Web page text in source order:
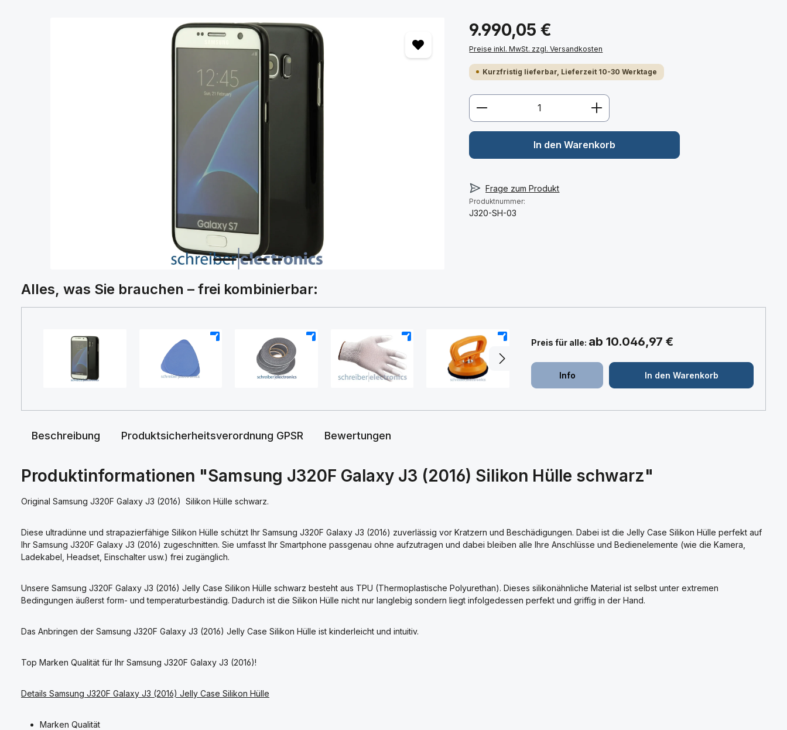
9.990,05 €
Preise inkl. MwSt. zzgl. Versandkosten
Kurzfristig lieferbar, Lieferzeit 10-30 Werktage
Produkt Anzahl: Gib den gewünschten Wert
In den Warenkorb
Frage zum Produkt
Produktnummer:
J320-SH-03
Alles, was Sie brauchen – frei kombinierbar:
Preis für alle: ab 10.046,97 €
Info In den Warenkorb
Beschreibung Produktsicherheitsverordnung GPSR Bewertungen
Produktinformationen "Samsung J320F Galaxy J3 (2016) Silikon Hülle schwarz"
Original Samsung J320F Galaxy J3 (2016) Silikon Hülle schwarz.
Diese ultradünne und strapazierfähige Silikon Hülle schützt Ihr Samsung J320F Galaxy J3 (2016) zuverlässig vor Kratzern und Beschädigungen. Dabei ist die Jelly Case Silikon Hülle perfekt auf
Ihr Samsung J320F Galaxy J3 (2016) zugeschnitten. Sie umfasst Ihr Smartphone passgenau ohne aufzutragen und dabei bleiben alle Ihre Anschlüsse und Bedienelemente (wie die Kamera,
Ladekabel, Headset, Einschalter usw.) frei zugänglich.
Unsere Samsung J320F Galaxy J3 (2016) Jelly Case Silikon Hülle schwarz besteht aus TPU (Thermoplastische Polyurethan). Dieses silikonähnliche Material ist selbst unter extremen
Bedingungen äußerst form- und temperaturbeständig. Dadurch ist die Silikon Hülle nicht nur langlebig sondern liegt infolgedessen perfekt und griffig in der Hand.
Das Anbringen der Samsung J320F Galaxy J3 (2016) Jelly Case Silikon Hülle ist kinderleicht und intuitiv.
Top Marken Qualität für Ihr Samsung J320F Galaxy J3 (2016)!
Details Samsung J320F Galaxy J3 (2016) Jelly Case Silikon Hülle
Marken Qualität